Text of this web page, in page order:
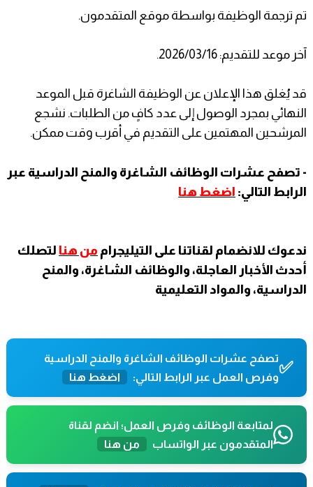
تم ترجمة الوظيفة بواسطة موقع المتقدمون.
آخر موعد للتقديم: 2026/03/16.
قد يُغلق هذا الإعلان عن الوظيفة الشاغرة قبل الموعد
النهائي بمجرد الوصول إلى عدد كافٍ من الطلبات. نشجع
المرشحين المهتمين على التقديم في أقرب وقت ممكن.
- تصفح عشرات الوظائف الشاغرة والمنح الدراسية عبر
الرابط التالي: اضغط هنا
ندعوك للانضمام لقناتنا على التيليجرام من هنا لتصلك
أحدث الأخبار العاجلة، والوظائف الشاغرة، والمنح
الدراسية، والمواد التعليمية
✅تصفح عشرات الوظائف الشاغرة والمنح الدراسية
وفرص العمل عبر الرابط التالي:
اضغط هنا
لمتابعة الوظائف وفرص العمل؛ انضم لقناة
المتقدمون عبر الواتساب
من هنا